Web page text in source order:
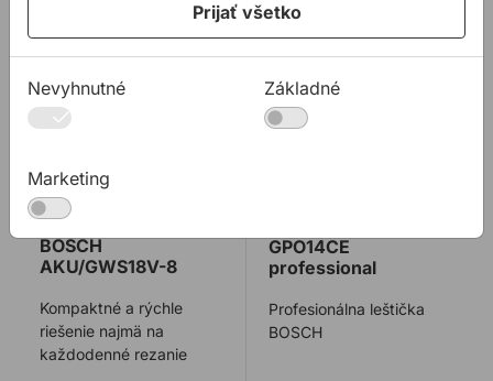
Uhlová brúska BOSCH AKU/GWS18V-8
Uhlová brúska
BOSCH
AKU/GWS18V-8
Kompaktné a rýchle
riešenie najmä na
každodenné rezanie
Leštička BOSCH
GPO14CE
professional
Profesionálna leštička
BOSCH
Prijať všetko
Nevyhnutné Základné
Marketing